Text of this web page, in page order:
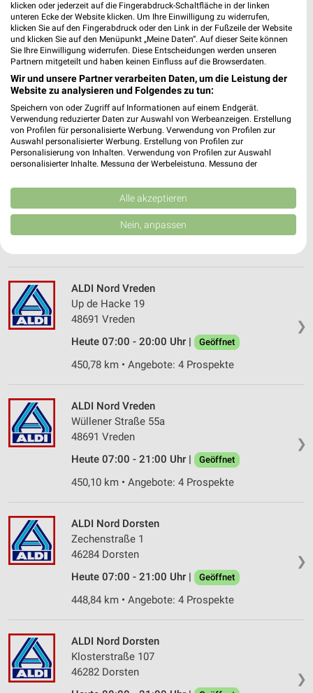
443,77 km • Angebote: 4 Prospekte
ALDI Nord Dorsten
Wulfener Markt 350
46286 Dorsten
Heute 07:00 - 21:00 Uhr | Geöffnet
443,99 km • Angebote: 4 Prospekte
❯
ALDI Nord Dorsten
Borkener Str. 170
46284 Dorsten
Heute 07:00 - 21:00 Uhr |
❯
ALDI Nord Vreden
Up de Hacke 19
48691 Vreden
Heute 07:00 - 20:00 Uhr |
Geöffnet
450,78 km • Angebote: 4 Prospekte
❯
ALDI Nord Vreden
Wüllener Straße 55a
48691 Vreden
Heute 07:00 - 21:00 Uhr |
Geöffnet
450,10 km • Angebote: 4 Prospekte
❯
ALDI Nord Dorsten
Zechenstraße 1
46284 Dorsten
Heute 07:00 - 21:00 Uhr |
Geöffnet
448,84 km • Angebote: 4 Prospekte
❯
ALDI Nord Dorsten
Klosterstraße 107
46282 Dorsten
klicken oder jederzeit auf die Fingerabdruck-Schaltfläche in der linken
unteren Ecke der Website klicken. Um Ihre Einwilligung zu widerrufen,
klicken Sie auf den Fingerabdruck oder den Link in der Fußzeile der Website
und klicken Sie auf den Menüpunkt „Meine Daten“. Auf dieser Seite können
Sie Ihre Einwilligung widerrufen. Diese Entscheidungen werden unseren
Partnern mitgeteilt und haben keinen Einfluss auf die Browserdaten.
Wir und unsere Partner verarbeiten Daten, um die Leistung der
Website zu analysieren und Folgendes zu tun:
Speichern von oder Zugriff auf Informationen auf einem Endgerät.
Verwendung reduzierter Daten zur Auswahl von Werbeanzeigen. Erstellung
von Profilen für personalisierte Werbung. Verwendung von Profilen zur
Auswahl personalisierter Werbung. Erstellung von Profilen zur
Personalisierung von Inhalten. Verwendung von Profilen zur Auswahl
personalisierter Inhalte. Messung der Werbeleistung. Messung der
Kombinationen von Daten aus verschiedenen Quellen. Entwicklung und
Verbesserung der Angebote. Verwendung reduzierter Daten zur Auswahl
von Inhalten.
Daten können außerhalb der Europäischen Union weitergegeben und in die
USA gesendet werden.
Website/App.
Wir nutzen Ihre Daten für folgende Zwecke:
IAB-Verarbeitungszwecke:
Speichern von oder Zugriff auf Informationen
auf einem Endgerät
Verwendung reduzierter Daten zur Auswahl von
Erstellung von Profilen für personalisierte
Werbung
Verwendung von Profilen zur Auswahl
personalisierter Werbung
Verwendung von Profilen zur Auswahl
personalisierter Inhalte
Messung der Werbeleistung
Messung der Performance von Inhalten
Analyse von Zielgruppen durch Statistiken oder
Kombinationen von Daten aus verschiedenen
Quellen
Entwicklung und Verbesserung der Angebote
Alle akzeptieren
Nein, anpassen